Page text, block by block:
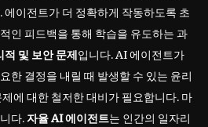
에이전트가 더 정확하게 작동하도록 초
인 피드백을 통해 학습을 유도하는 과
적 및 보안 문제입니다. AI 에이전트가
한 결정을 내릴 때 발생할 수 있는 윤리
에 대한 철저한 대비가 필요합니다. 마
다.자율 AI 에이전트는 인간의 일자리